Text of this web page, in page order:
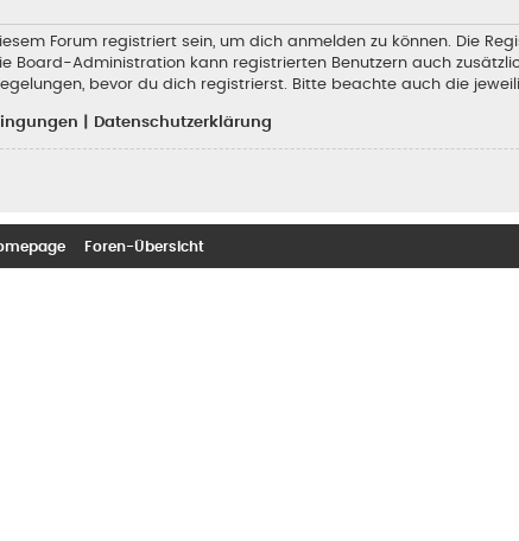
Forum registriert sein, um dich anmelden zu können. Die
Board-Administration kann registrierten Benutzern auch
bevor du dich registrierst. Bitte beachte auch die
Datenschutzerklärung
Foren-Übersicht